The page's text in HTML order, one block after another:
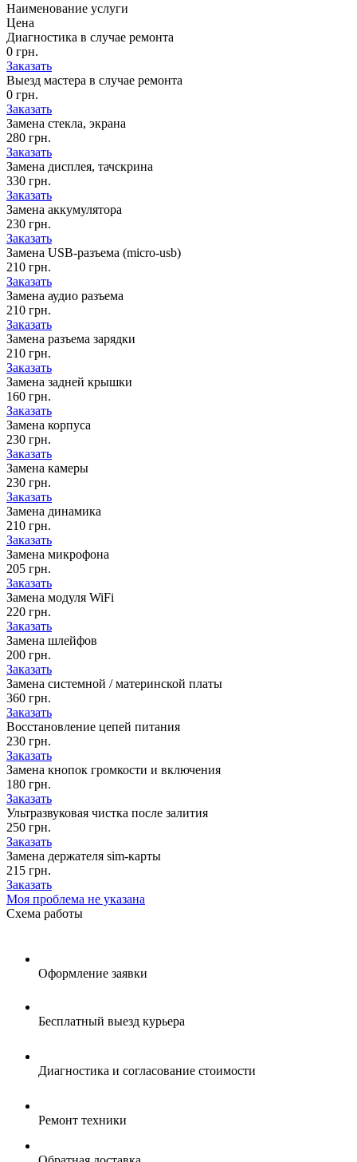
Наименование услуги
Цена
Диагностика в случае ремонта
0 грн.
Заказать
Выезд мастера в случае ремонта
0 грн.
Заказать
Замена стекла, экрана
280 грн.
Заказать
Замена дисплея, тачскрина
330 грн.
Заказать
Замена аккумулятора
230 грн.
Заказать
Замена USB-разъема (micro-usb)
210 грн.
Заказать
Замена аудио разъема
210 грн.
Заказать
Замена разъема зарядки
210 грн.
Заказать
Замена задней крышки
160 грн.
Заказать
Замена корпуса
230 грн.
Заказать
Замена камеры
230 грн.
Заказать
Замена динамика
210 грн.
Заказать
Замена микрофона
205 грн.
Заказать
Замена модуля WiFi
220 грн.
Заказать
Замена шлейфов
200 грн.
Заказать
Замена системной / материнской платы
360 грн.
Заказать
Восстановление цепей питания
230 грн.
Заказать
Замена кнопок громкости и включения
180 грн.
Заказать
Ультразвуковая чистка после залития
250 грн.
Заказать
Замена держателя sim-карты
215 грн.
Заказать
Моя проблема не указана
Схема работы
Оформление заявки
Бесплатный выезд курьера
Диагностика и согласование стоимости
Ремонт техники